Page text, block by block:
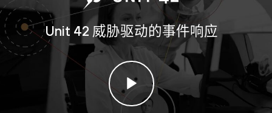
Unit 42 威胁驱动的事件响应